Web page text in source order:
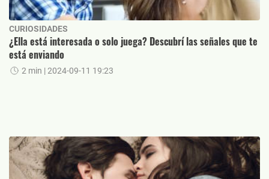
CURIOSIDADES
¿Ella está interesada o solo juega? Descubrí las señales que te
está enviando
2 min | 2024-09-11 19:23